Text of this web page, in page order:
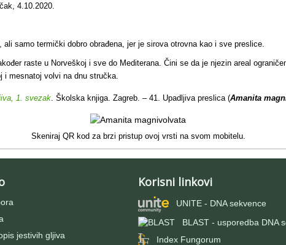
4.10.2020.
ali samo termički dobro obrađena, jer je sirova otrovna kao i sve preslice.
raste u Norveškoj i sve do Mediterana. Čini se da je njezin areal
i mesnatoj volvi na dnu stručka.
1. svezak . Školska knjiga. Zagreb. – 41. Upadljiva preslica (Amanita
Skeniraj QR kod za brzi pristup ovoj vrsti na svom mobitelu.
jestivih gljiva
Korisni linkovi
UNITE - DNA sekvence
BLAST - usporedba DNA
Index Fungorum